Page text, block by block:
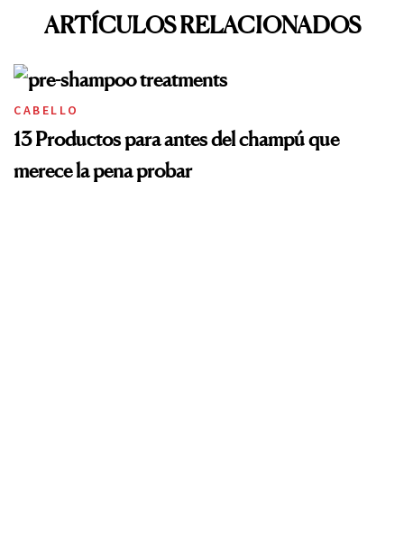
ARTÍCULOS RELACIONADOS
CABELLO
13 Productos para antes del champú que
merece la pena probar